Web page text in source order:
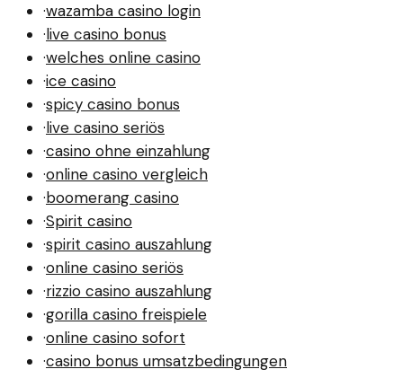
·wazamba casino login
·live casino bonus
·welches online casino
·ice casino
·spicy casino bonus
·live casino seriös
·casino ohne einzahlung
·online casino vergleich
·boomerang casino
·Spirit casino
·spirit casino auszahlung
·online casino seriös
·rizzio casino auszahlung
·gorilla casino freispiele
·online casino sofort
·casino bonus umsatzbedingungen